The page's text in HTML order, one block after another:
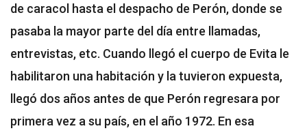
de caracol hasta el despacho de Perón, donde se
pasaba la mayor parte del día entre llamadas,
entrevistas, etc. Cuando llegó el cuerpo de Evita le
habilitaron una habitación y la tuvieron expuesta,
llegó dos años antes de que Perón regresara por
primera vez a su país, en el año 1972. En esa